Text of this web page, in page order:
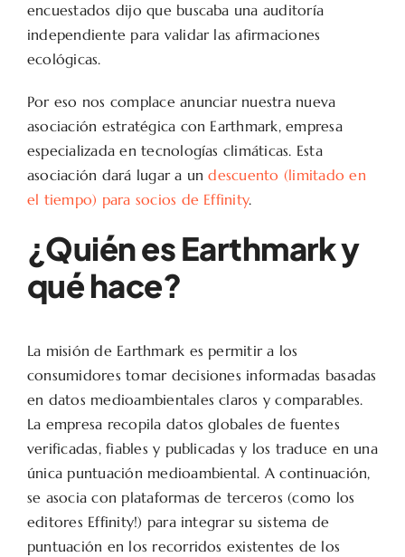
encuestados dijo que buscaba una auditoría
independiente para validar las afirmaciones
ecológicas.
Por eso nos complace anunciar nuestra nueva
asociación estratégica con Earthmark, empresa
especializada en tecnologías climáticas. Esta
asociación dará lugar a undescuento (limitado en
el tiempo) para socios de Effinity.
¿Quién es Earthmark y
qué hace?
La misión de Earthmark es permitir a los
consumidores tomar decisiones informadas basadas
en datos medioambientales claros y comparables.
La empresa recopila datos globales de fuentes
verificadas, fiables y publicadas y los traduce en una
única puntuación medioambiental. A continuación,
se asocia con plataformas de terceros (como los
editores Effinity!) para integrar su sistema de
puntuación en los recorridos existentes de los